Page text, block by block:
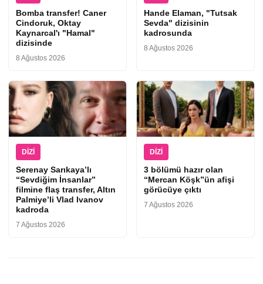
Bomba transfer! Caner
Cindoruk, Oktay
Kaynarcal'ı "Hamal"
dizisinde
8 Ağustos 2026
Hande Elaman, "Tutsak
Sevda" dizisinin
kadrosunda
8 Ağustos 2026
DIZI
Serenay Sarıkaya’lı
“Sevdiğim İnsanlar”
filmine flaş transfer, Altın
Palmiye’li Vlad Ivanov
kadroda
7 Ağustos 2026
DIZI
3 bölümü hazır olan
“Mercan Köşk”ün afişi
görücüye çıktı
7 Ağustos 2026